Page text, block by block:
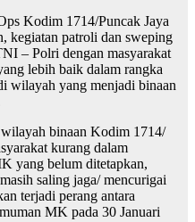
Kodim 1714/Puncak Jaya
kegiatan patroli dan sweping
– Polri dengan masyarakat
lebih baik dalam rangka
wilayah yang menjadi binaan
binaan Kodim 1714/
kurang dalam
yang belum ditetapkan,
saling jaga/ mencurigai
terjadi perang antara
MK pada 30 Januari